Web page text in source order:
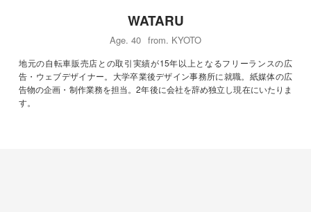
WATARU
Age. 40 from. KYOTO
地元の自転車販売店との取引実績が15年以上となるフリーランスの広
告・ウェブデザイナー。大学卒業後デザイン事務所に就職。紙媒体の広
告物の企画・制作業務を担当。2年後に会社を辞め独立し現在にいたりま
す。